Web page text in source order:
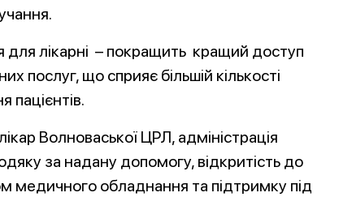
лікарні – покращить кращий доступ
послуг, що сприяє більшій кількості
пацієнтів.
Волноваської ЦРЛ, адміністрація
за надану допомогу, відкритість до
медичного обладнання та підтримку під